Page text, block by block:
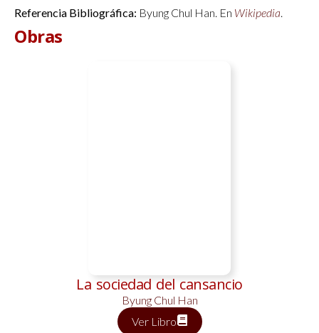
Referencia Bibliográfica: Byung Chul Han. En Wikipedia.
Obras
La sociedad del cansancio
Byung Chul Han
Ver Libro